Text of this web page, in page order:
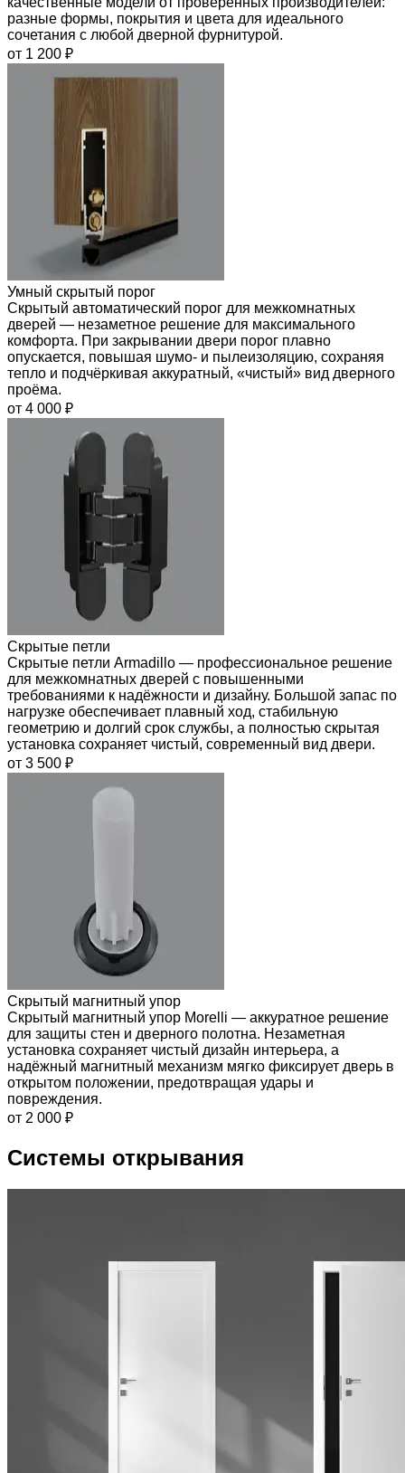
разные формы, покрытия и цвета для идеального
сочетания с любой дверной фурнитурой.
от 1 200 ₽
Умный скрытый порог
Скрытый автоматический порог для межкомнатных
дверей — незаметное решение для максимального
комфорта. При закрывании двери порог плавно
опускается, повышая шумо- и пылеизоляцию, сохраняя
тепло и подчёркивая аккуратный, «чистый» вид дверного
проёма.
от 4 000 ₽
Скрытые петли
Скрытые петли Armadillo — профессиональное решение
для межкомнатных дверей с повышенными
требованиями к надёжности и дизайну. Большой запас по
нагрузке обеспечивает плавный ход, стабильную
геометрию и долгий срок службы, а полностью скрытая
установка сохраняет чистый, современный вид двери.
от 3 500 ₽
Скрытый магнитный упор
Скрытый магнитный упор Morelli — аккуратное решение
для защиты стен и дверного полотна. Незаметная
установка сохраняет чистый дизайн интерьера, а
надёжный магнитный механизм мягко фиксирует дверь в
открытом положении, предотвращая удары и
повреждения.
от 2 000 ₽
Системы открывания